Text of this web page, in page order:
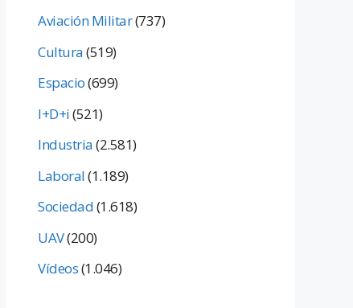
Aviación Militar(737)
Cultura(519)
Espacio(699)
I+D+i(521)
Industria(2.581)
Laboral(1.189)
Sociedad(1.618)
UAV(200)
Vídeos(1.046)